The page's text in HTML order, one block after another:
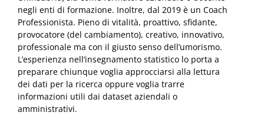
negli enti di formazione. Inoltre, dal 2019 è un Coach
Professionista. Pieno di vitalità, proattivo, sfidante,
provocatore (del cambiamento), creativo, innovativo,
professionale ma con il giusto senso dell’umorismo.
L’esperienza nell’insegnamento statistico lo porta a
preparare chiunque voglia approcciarsi alla lettura
dei dati per la ricerca oppure voglia trarre
informazioni utili dai dataset aziendali o
amministrativi.